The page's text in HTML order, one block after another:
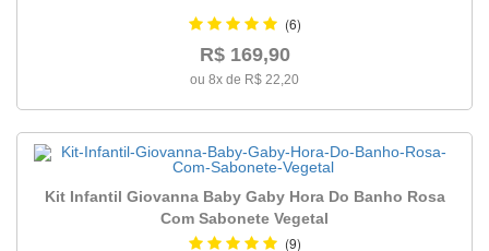
(6)
R$ 169,90
ou 8x de R$ 22,20
Kit Infantil Giovanna Baby Gaby Hora Do Banho Rosa
Com Sabonete Vegetal
(9)